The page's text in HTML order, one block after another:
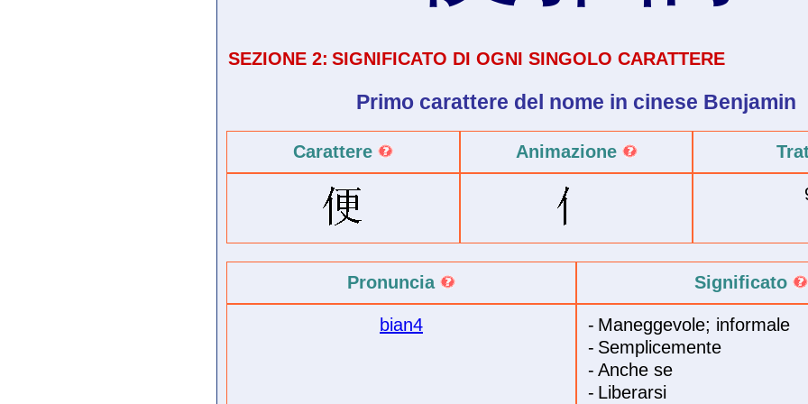
SEZIONE 2: SIGNIFICATO DI OGNI SINGOLO CARATTERE
Primo carattere del nome in cinese Benjamin
Carattere Animazione
Pronuncia
bian4
Significato
- Maneggevole; informale
- Semplicemente
- Anche se
- Liberarsi